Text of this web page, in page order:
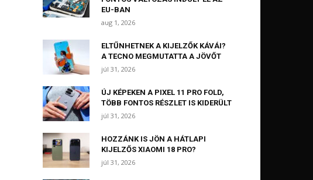
EU-BAN
aug 1, 2026
ELTŰNHETNEK A KIJELZŐK KÁVÁI?
A TECNO MEGMUTATTA A JÖVŐT
júl 31, 2026
ÚJ KÉPEKEN A PIXEL 11 PRO FOLD,
TÖBB FONTOS RÉSZLET IS KIDERÜLT
júl 31, 2026
HOZZÁNK IS JÖN A HÁTLAPI
KIJELZŐS XIAOMI 18 PRO?
júl 31, 2026